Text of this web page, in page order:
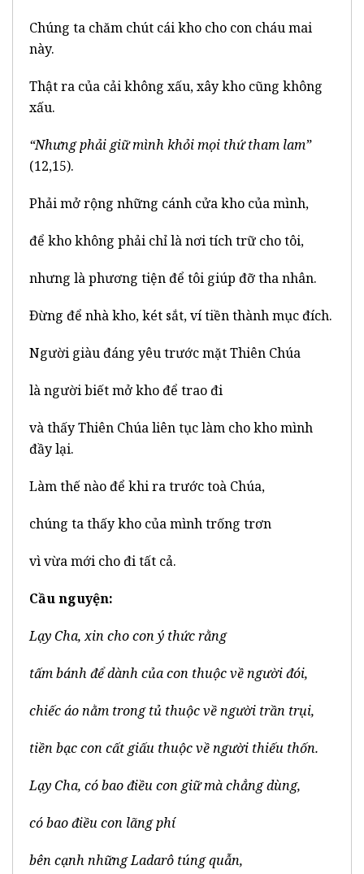
Chúng ta chăm chút cái kho cho con cháu mai
này.
Thật ra của cải không xấu, xây kho cũng không
xấu.
“Nhưng phải giữ mình khỏi mọi thứ tham lam”
(12,15).
Phải mở rộng những cánh cửa kho của mình,
để kho không phải chỉ là nơi tích trữ cho tôi,
nhưng là phương tiện để tôi giúp đỡ tha nhân.
Ðừng để nhà kho, két sắt, ví tiền thành mục đích.
Người giàu đáng yêu trước mặt Thiên Chúa
là người biết mở kho để trao đi
và thấy Thiên Chúa liên tục làm cho kho mình
đầy lại.
Làm thế nào để khi ra trước toà Chúa,
chúng ta thấy kho của mình trống trơn
vì vừa mới cho đi tất cả.
Cầu nguyện:
Lạy Cha, xin cho con ý thức rằng
tấm bánh để dành của con thuộc về người đói,
chiếc áo nằm trong tủ thuộc về người trần trụi,
tiền bạc con cất giấu thuộc về người thiếu thốn.
Lạy Cha, có bao điều con giữ mà chẳng dùng,
có bao điều con lãng phí
bên cạnh những Ladarô túng quẫn,